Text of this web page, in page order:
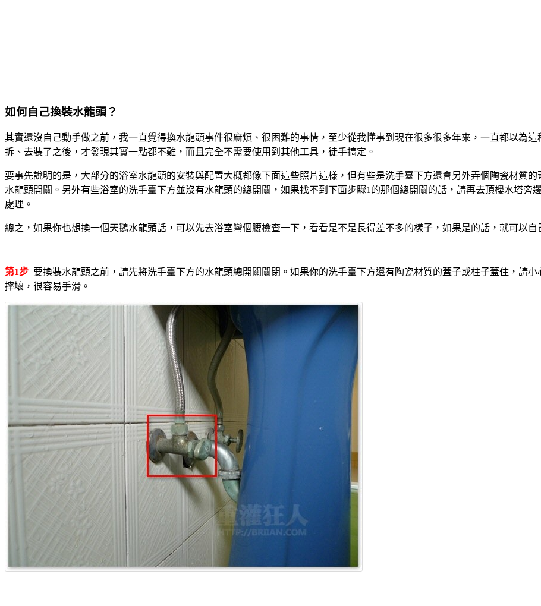
如何自己換裝水龍頭？
其實還沒自己動手做之前，我一直覺得換水龍頭事件很麻煩、很困難的事情，至少從我懂事到現在很多很多年來，一直都以為
拆、去裝了之後，才發現其實一點都不難，而且完全不需要使用到其他工具，徒手搞定。
要事先說明的是，大部分的浴室水龍頭的安裝與配置大概都像下面這些照片這樣，但有些是洗手臺下方還會另外弄個陶瓷材質
水龍頭開關。另外有些浴室的洗手臺下方並沒有水龍頭的總開關，如果找不到下面步驟1的那個總開關的話，請再去頂樓水塔旁
處理。
總之，如果你也想換一個天鵝水龍頭話，可以先去浴室彎個腰檢查一下，看看是不是長得差不多的樣子，如果是的話，就可以自
第1步 要換裝水龍頭之前，請先將洗手臺下方的水龍頭總開關關閉。如果你的洗手臺下方還有陶瓷材質的蓋子或柱子蓋住，請
摔壞，很容易手滑。